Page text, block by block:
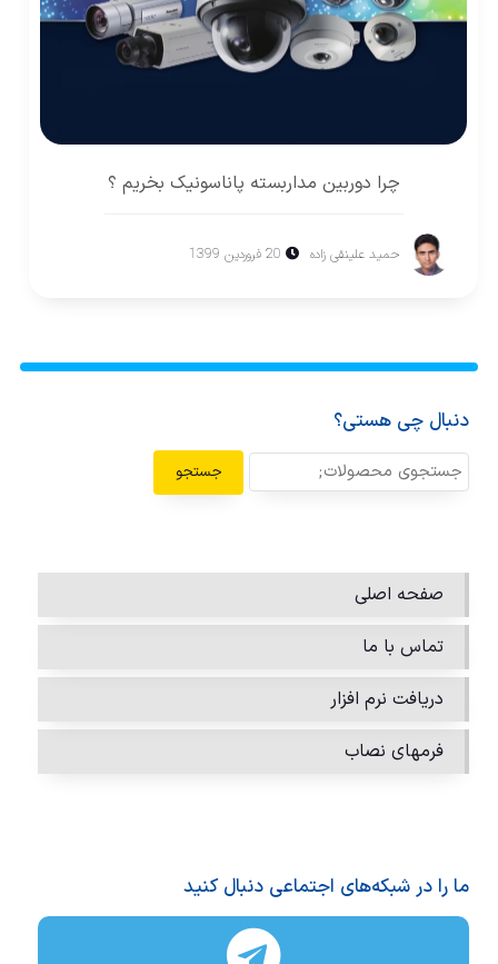
چرا دوربين مداربسته پاناسونيک بخريم ؟
حميد علينقی زاده 20 فروردین 1399
دنبال چی هستی؟
جستجو
صفحه اصلی
تماس با ما
دریافت نرم افزار
فرمهای نصاب
ما را در شبکه‌های اجتماعی دنبال کنید